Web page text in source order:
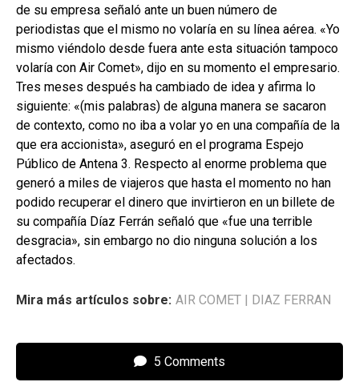
de su empresa señaló ante un buen número de
periodistas que el mismo no volaría en su línea aérea. «Yo
mismo viéndolo desde fuera ante esta situación tampoco
volaría con Air Comet», dijo en su momento el empresario.
Tres meses después ha cambiado de idea y afirma lo
siguiente: «(mis palabras) de alguna manera se sacaron
de contexto, como no iba a volar yo en una compañía de la
que era accionista», aseguró en el programa Espejo
Público de Antena 3. Respecto al enorme problema que
generó a miles de viajeros que hasta el momento no han
podido recuperar el dinero que invirtieron en un billete de
su compañía Díaz Ferrán señaló que «fue una terrible
desgracia», sin embargo no dio ninguna solución a los
afectados.
Mira más artículos sobre: AIR COMET DIAZ FERRAN
5 Comments